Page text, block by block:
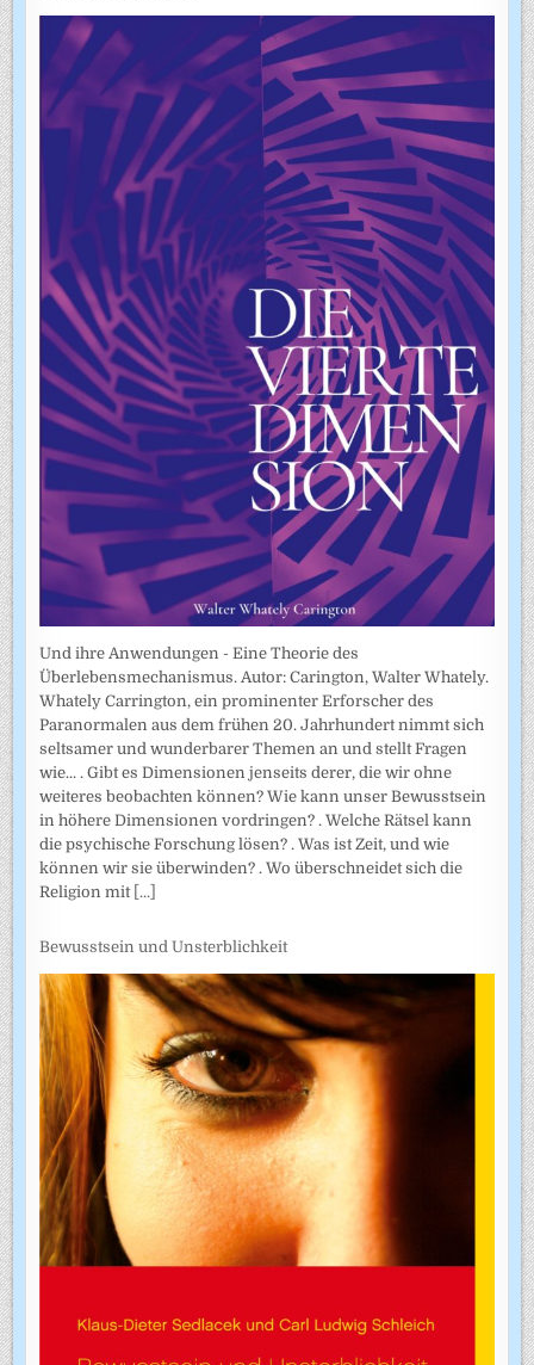
Und ihre Anwendungen - Eine Theorie des
Überlebensmechanismus. Autor: Carington, Walter Whately.
Whately Carrington, ein prominenter Erforscher des
Paranormalen aus dem frühen 20. Jahrhundert nimmt sich
seltsamer und wunderbarer Themen an und stellt Fragen
wie... . Gibt es Dimensionen jenseits derer, die wir ohne
weiteres beobachten können? Wie kann unser Bewusstsein
in höhere Dimensionen vordringen? . Welche Rätsel kann
die psychische Forschung lösen? . Was ist Zeit, und wie
können wir sie überwinden? . Wo überschneidet sich die
Religion mit [...]
Bewusstsein und Unsterblichkeit